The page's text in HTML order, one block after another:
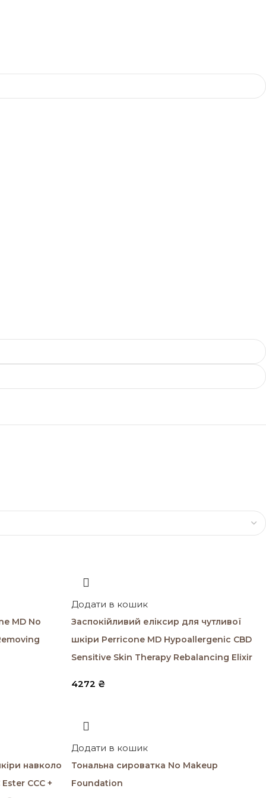
MD No
Додати в кошик
Заспокійливий еліксир для чутливої
шкіри Perricone MD Hypoallergenic CBD
Sensitive Skin Therapy Rebalancing Elixir
4272 ₴
навколо
CCC +
Додати в кошик
Тональна сироватка No Makeup
Foundation